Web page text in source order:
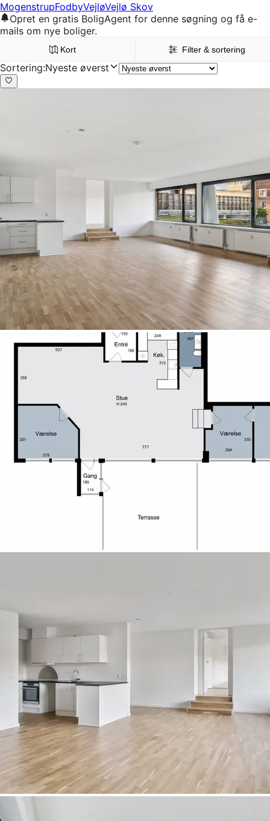
MogenstrupFodbyVejløVejlø Skov
Opret en gratis BoligAgent for denne søgning og få e-
mails om nye boliger.
Kort Filter & sortering
Sortering:Nyeste øverst